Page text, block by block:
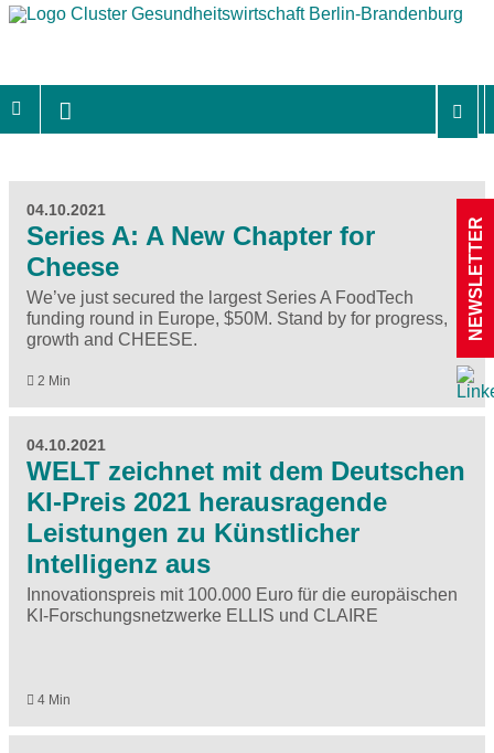
04.10.2021
Series A: A New Chapter for
Cheese
We’ve just secured the largest Series A FoodTech
funding round in Europe, $50M. Stand by for progress,
growth and CHEESE.
2 Min
04.10.2021
WELT zeichnet mit dem Deutschen
KI-Preis 2021 herausragende
Leistungen zu Künstlicher
Intelligenz aus
Innovationspreis mit 100.000 Euro für die europäischen
KI-Forschungsnetzwerke ELLIS und CLAIRE
4 Min
NEWSLETTER